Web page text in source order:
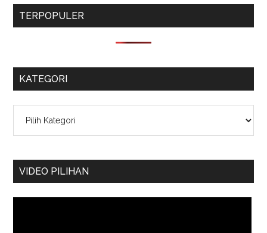
TERPOPULER
KATEGORI
VIDEO PILIHAN